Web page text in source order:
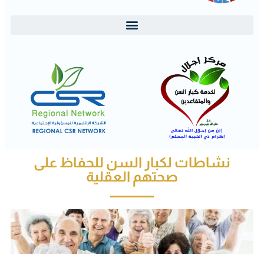
نشاطات لكبار السن للحفاظ على
صحتهم العقلية